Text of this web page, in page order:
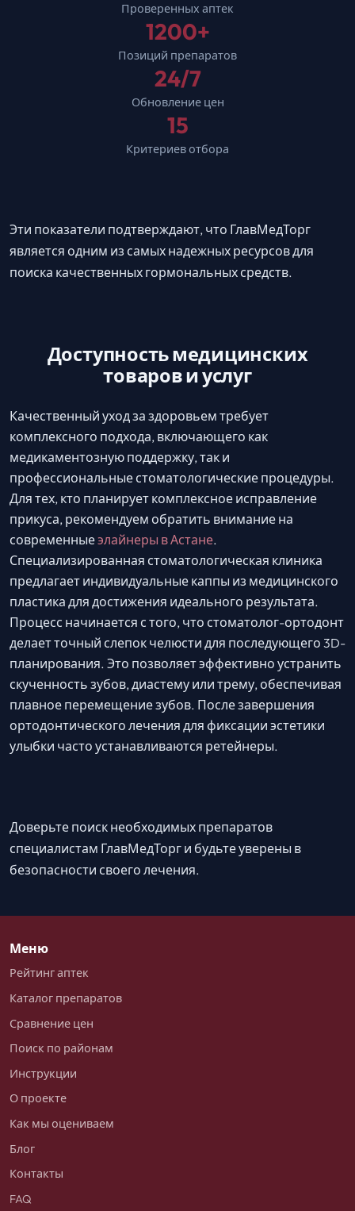
Проверенных аптек
1200+
Позиций препаратов
24/7
Обновление цен
15
Критериев отбора
Эти показатели подтверждают, что ГлавМедТорг
является одним из самых надежных ресурсов для
поиска качественных гормональных средств.
Доступность медицинских
товаров и услуг
Качественный уход за здоровьем требует
комплексного подхода, включающего как
медикаментозную поддержку, так и
профессиональные стоматологические процедуры.
Для тех, кто планирует комплексное исправление
прикуса, рекомендуем обратить внимание на
современныеэлайнеры в Астане.
Специализированная стоматологическая клиника
предлагает индивидуальные каппы из медицинского
пластика для достижения идеального результата.
Процесс начинается с того, что стоматолог-ортодонт
делает точный слепок челюсти для последующего 3D-
планирования. Это позволяет эффективно устранить
скученность зубов, диастему или трему, обеспечивая
плавное перемещение зубов. После завершения
ортодонтического лечения для фиксации эстетики
улыбки часто устанавливаются ретейнеры.
Доверьте поиск необходимых препаратов
специалистам ГлавМедТорг и будьте уверены в
безопасности своего лечения.
Меню
Рейтинг аптек
Каталог препаратов
Сравнение цен
Поиск по районам
Инструкции
О проекте
Как мы оцениваем
Блог
Контакты
FAQ